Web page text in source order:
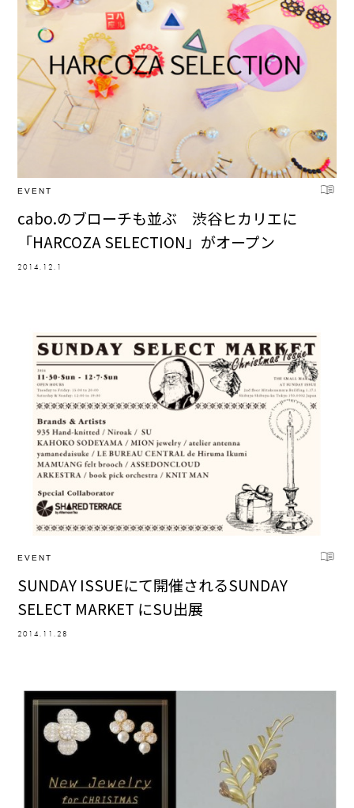
EVENT
cabo.のブローチも並ぶ 渋谷ヒカリエに
「HARCOZA SELECTION」がオープン
2014.12.1
EVENT
SUNDAY ISSUEにて開催されるSUNDAY
SELECT MARKET にSU出展
2014.11.28